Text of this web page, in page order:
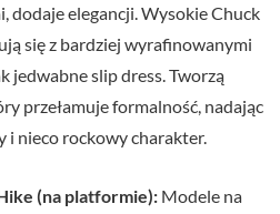
dodaje elegancji. Wysokie Chuck
się z bardziej wyrafinowanymi
jedwabne slip dress. Tworzą
przełamuje formalność, nadając
i nieco rockowy charakter.
(na platformie): Modele na